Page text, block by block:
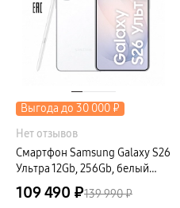
Выгода до 30 000 ₽
Нет отзывов
Смартфон Samsung Galaxy S26
Ультра 12Gb, 256Gb, белый
(РСТ)
109 490 ₽139 990 ₽